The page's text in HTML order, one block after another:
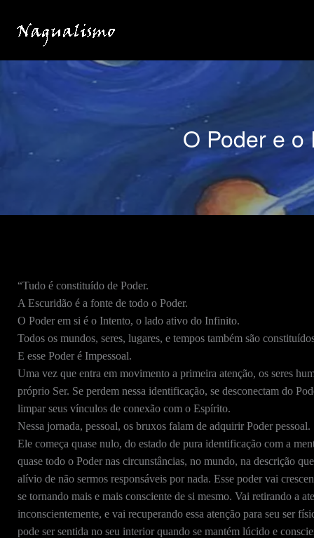
para
conteúdo
O Poder e o
“Tudo é constituído de Poder.
A Escuridão é a fonte de todo o Poder.
O Poder em si é o Intento, o lado ativo do Infinito.
Todos os mundos, seres, lugares, e tempos também são
E esse Poder é Impessoal.
Uma vez que entra em movimento a primeira atenção, os seres
próprio Ser. Se perdem nessa identificação, se desconectam do
limpar seus vínculos de conexão com o Espírito.
Nessa jornada, pessoal, os bruxos falam de adquirir Poder pessoal.
Ele começa quase nulo, do estado de pura identificação com a
quase todo o Poder nas circunstâncias, no mundo, na descrição
alívio de não sermos responsáveis por nada. Esse poder vai
se tornando mais e mais consciente de si mesmo. Vai retirando a
inconscientemente, e vai recuperando essa atenção para seu ser
pode ser sentida no seu interior quando se mantém lúcido e